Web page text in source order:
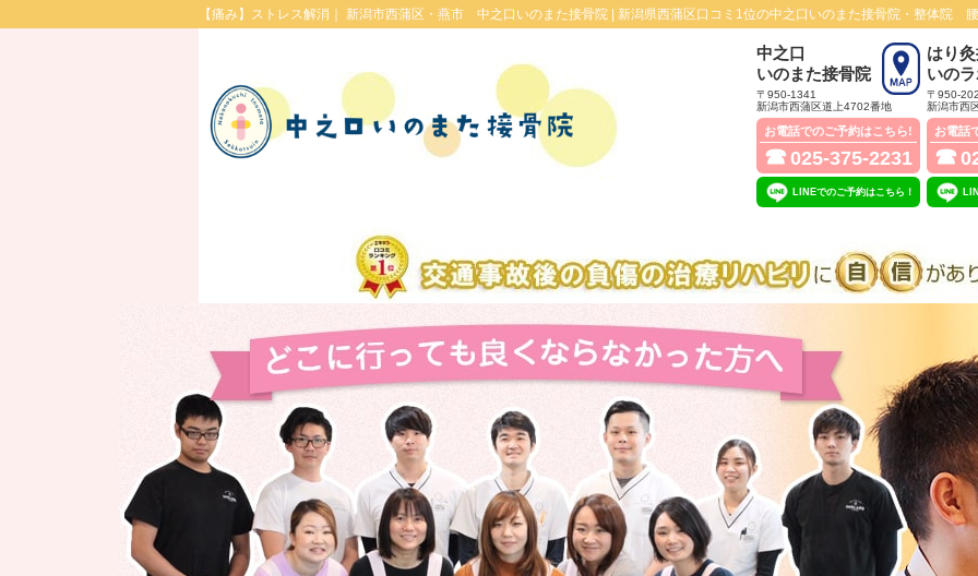
【痛み】ストレス解消｜ 新潟市西蒲区・燕市 中之口いのまた接骨院 | 新潟県西蒲区口コミ1位の中之口いのまた接骨院・整体院
中之口
いのまた接骨院
〒950-1341
新潟市西蒲区道上4702番地
お電話でのご予約はこちら!
☎ 025-375-2231
LINEでのご予約はこちら！
はり
いの
〒950-
新潟市西
お電話
☎